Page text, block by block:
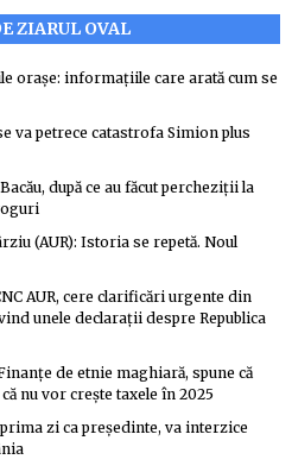
ZIARUL OVAL
orașe: informațiile care arată cum se
va petrece catastrofa Simion plus
după ce au făcut percheziții la
(AUR): Istoria se repetă. Noul
AUR, cere clarificări urgente din
unele declarații despre Republica
de etnie maghiară, spune că
nu vor crește taxele în 2025
zi ca președinte, va interzice